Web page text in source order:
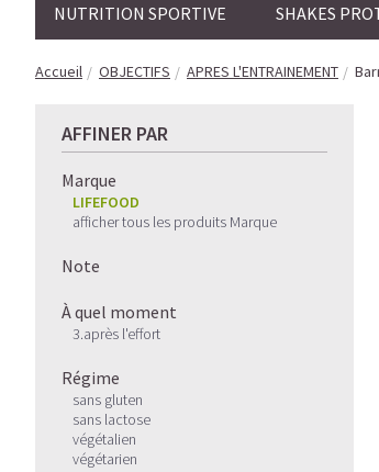
NUTRITION SPORTIVE SHAKES
Accueil OBJECTIFS APRES L'ENTRAINEMENT
AFFINER PAR
Marque
LIFEFOOD
afficher tous les produits Marque
Note
À quel moment
3.après l'effort
Régime
sans gluten
sans lactose
végétalien
végétarien